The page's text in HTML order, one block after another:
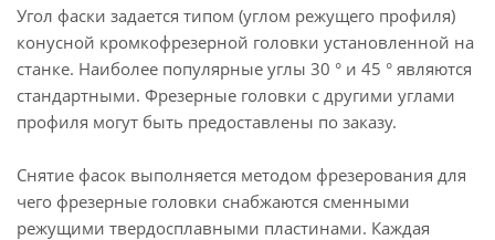
Угол фаски задается типом (углом режущего профиля)
конусной кромкофрезерной головки установленной на
станке. Наиболее популярные углы 30 ° и 45 ° являются
стандартными. Фрезерные головки с другими углами
профиля могут быть предоставлены по заказу.
Снятие фасок выполняется методом фрезерования для
чего фрезерные головки снабжаются сменными
режущими твердосплавными пластинами. Каждая